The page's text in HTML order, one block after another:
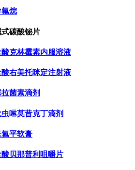
烷
碳酸铋片
克林霉素内服溶液
右美托咪定注射液
菌素滴剂
啉莫昔克丁滴剂
平软膏
贝那普利咀嚼片